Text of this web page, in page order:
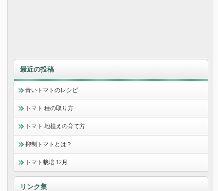
最近の投稿
青いトマトのレシピ
トマト 種の取り方
トマト 地植えの育て方
抑制トマトとは？
トマト栽培 12月
リンク集